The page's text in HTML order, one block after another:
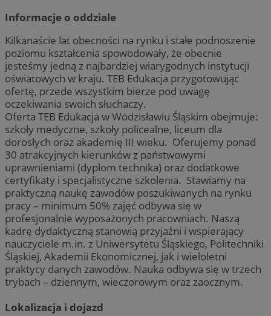
Informacje o oddziale
Kilkanaście lat obecności na rynku i stałe podnoszenie
poziomu kształcenia spowodowały, że obecnie
jesteśmy jedną z najbardziej wiarygodnych instytucji
oświatowych w kraju. TEB Edukacja przygotowując
ofertę, przede wszystkim bierze pod uwagę
oczekiwania swoich słuchaczy.
Oferta TEB Edukacja w Wodzisławiu Śląskim obejmuje:
szkoły medyczne, szkoły policealne, liceum dla
dorosłych oraz akademię III wieku. Oferujemy ponad
30 atrakcyjnych kierunków z państwowymi
uprawnieniami (dyplom technika) oraz dodatkowe
certyfikaty i specjalistyczne szkolenia. Stawiamy na
praktyczną naukę zawodów poszukiwanych na rynku
pracy – minimum 50% zajęć odbywa się w
profesjonalnie wyposażonych pracowniach. Naszą
kadrę dydaktyczną stanowią przyjaźni i wspierający
nauczyciele m.in. z Uniwersytetu Śląskiego, Politechniki
Śląskiej, Akademii Ekonomicznej, jak i wieloletni
praktycy danych zawodów. Nauka odbywa się w trzech
trybach – dziennym, wieczorowym oraz zaocznym.
Lokalizacja i dojazd